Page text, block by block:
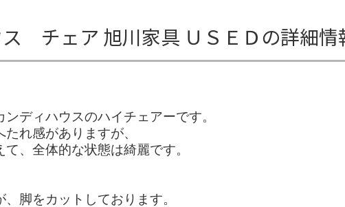
ス チェア 旭川家具 ＵＳＥＤの詳細情
ディハウスのハイチェアーです。
れ感がありますが、
、全体的な状態は綺麗です。
脚をカットしております。